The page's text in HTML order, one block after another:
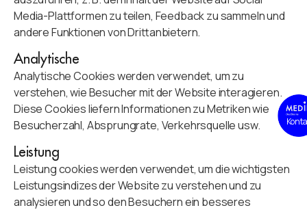
Media-Plattformen zu teilen, Feedback zu sammeln und
andere Funktionen von Drittanbietern.
Analytische
Analytische Cookies werden verwendet, um zu
verstehen, wie Besucher mit der Website interagieren.
Diese Cookies liefern Informationen zu Metriken wie
Besucherzahl, Absprungrate, Verkehrsquelle usw.
Leistung
Leistung cookies werden verwendet, um die wichtigsten
Leistungsindizes der Website zu verstehen und zu
analysieren und so den Besuchern ein besseres